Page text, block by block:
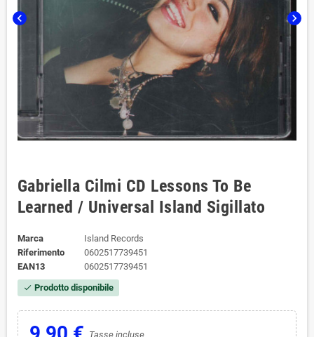
chevron_left chevron_right
Gabriella Cilmi ‎CD Lessons To Be
Learned / Universal Island Sigillato
Marca
Island Records
Riferimento
0602517739451
EAN13
0602517739451
check Prodotto disponibile
Tasse incluse